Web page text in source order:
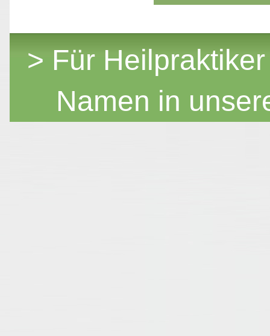
> Für
Namen in